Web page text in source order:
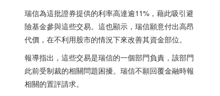
瑞信為這批證券提供的利率高達逾11%，藉此吸引避
險基金參與這些交易。這也顯示，瑞信願意付出高昂
代價，在不利用股市的情況下來改善其資金部位。
報導指出，這些交易是瑞信的一個部門負責，該部門
此前受制裁的相關問題困擾。瑞信不願回覆金融時報
相關的置評請求。